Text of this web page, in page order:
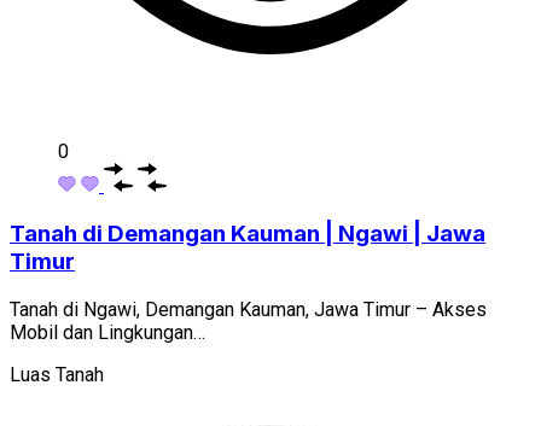
0
Tanah di Demangan Kauman | Ngawi | Jawa
Timur
Tanah di Ngawi, Demangan Kauman, Jawa Timur – Akses
Mobil dan Lingkungan…
Luas Tanah